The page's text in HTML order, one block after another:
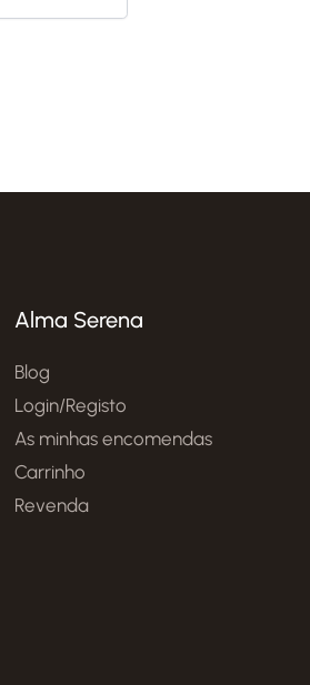
Alma Serena
Blog
Login/Registo
As minhas encomendas
Carrinho
Revenda